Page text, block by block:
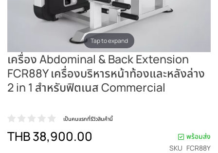
Tap to expand
เครื่อง Abdominal & Back Extension
FCR88Y เครื่องบริหารหน้าท้องและหลังล่าง
2 in 1 สำหรับฟิตเนส Commercial
เป็นคนแรกที่รีวิวสินค้านี้
THB 38,900.00
พร้อมส่ง
SKU FCR88Y